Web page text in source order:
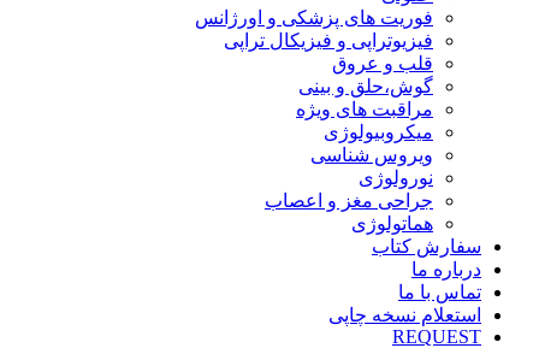
فوریت های پزشکی و اورژانس
فیزیوتراپی و فیزیکال تراپی
قلب و عروق
گوش،حلق و بینی
مراقبت های ویژه
میکروبیولوژی
ویروس شناسی
نورولوژی
جراحی مغز و اعصاب
هماتولوژی
سفارش کتاب
درباره ما
تماس با ما
استعلام نسخه چاپی
REQUEST